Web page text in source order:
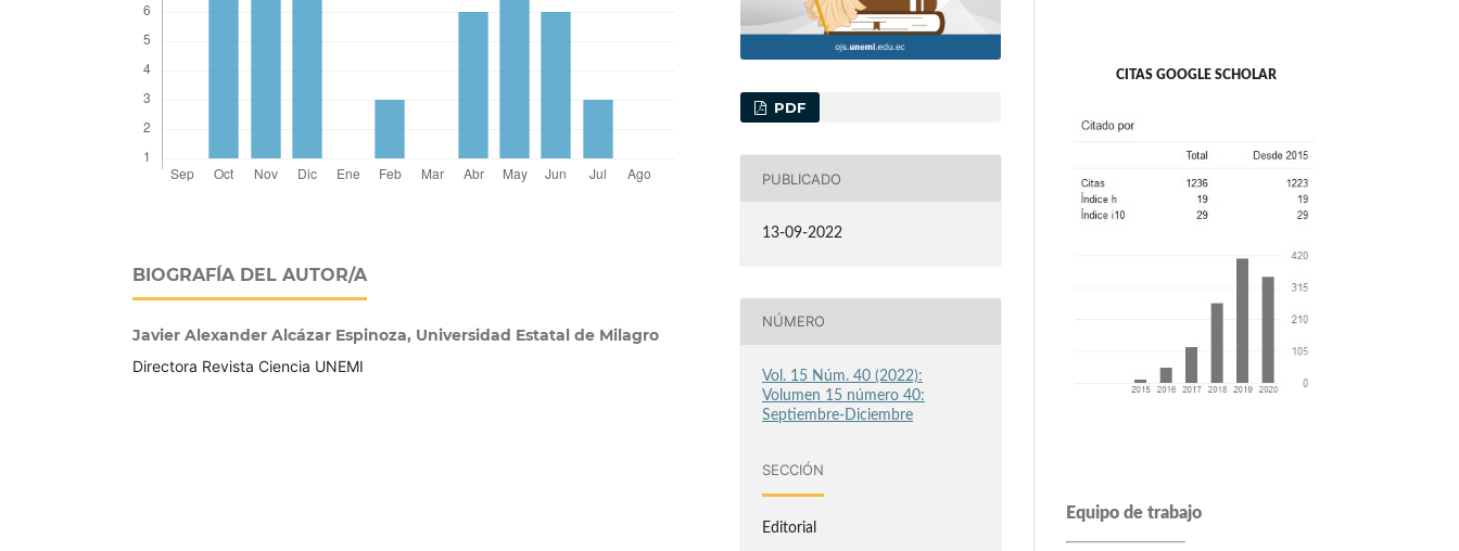
BIOGRAFÍA DEL AUTOR/A
Javier Alexander Alcázar Espinoza, Universidad Estatal de Milagro
Directora Revista Ciencia UNEMI
PDF
PUBLICADO
13-09-2022
NÚMERO
Vol. 15 Núm. 40 (2022):
Volumen 15 número 40:
Septiembre-Diciembre
SECCIÓN
Editorial
CITAS GOOGLE SCHOLAR
Equipo de trabajo